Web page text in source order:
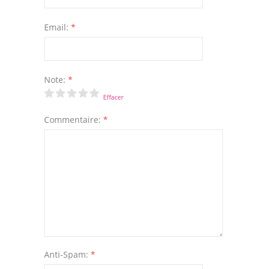
Email: *
Note: *
Effacer
Commentaire: *
Anti-Spam: *